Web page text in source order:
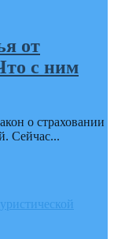
от
с ним
о страховании
Сейчас...